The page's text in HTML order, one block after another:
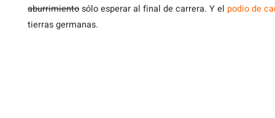
aburrimientosólo esperar al final de carrera. Y el podio de
tierras germanas.